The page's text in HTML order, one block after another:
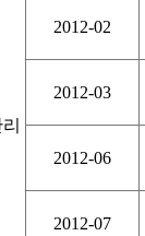
2012-02
2012-03
2012-06
2012-07